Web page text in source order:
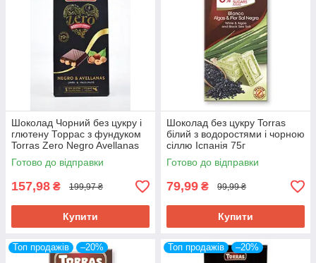
Шоколад Чорний без цукру і
глютену Торрас з фундуком
Torras Zero Negro Avellanas
150 г Іспанія
Готово до відправки
157,98 ₴ 199,97 ₴
Купити
Шоколад без цукру Torras
білий з водоростями і чорною
сіллю Іспанія 75г
Готово до відправки
79,99 ₴ 99,99 ₴
Купити
Топ продажів –20% Топ продажів –20%